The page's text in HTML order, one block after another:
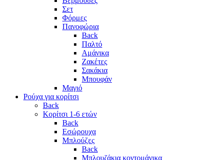
Σετ
Φόρμες
Πανοφώρια
Back
Παλτό
Αμάνικα
Ζακέτες
Σακάκια
Μπουφάν
Μαγιό
Ρούχα για κορίτσι
Back
Κορίτσι 1-6 ετών
Back
Εσώρουχα
Μπλούζες
Back
Μπλουζάκια κοντομάνικα